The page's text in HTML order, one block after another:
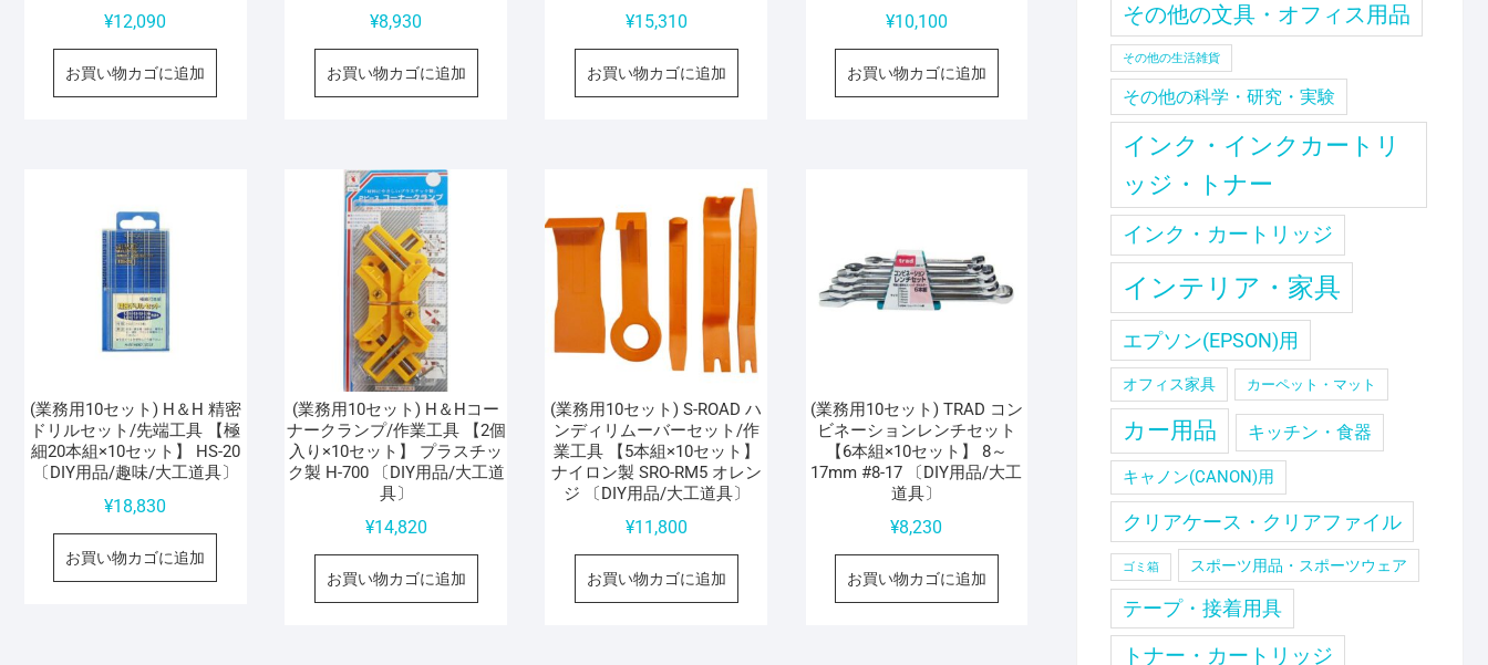
¥12,090
お買い物カゴに追加
¥8,930
お買い物カゴに追加
¥15,310
お買い物カゴに追加
¥10,100
お買い物カゴに追加
(業務用10セット) H＆H 精密
ドリルセット/先端工具 【極
細20本組×10セット】 HS-20
〔DIY用品/趣味/大工道具〕
¥18,830
お買い物カゴに追加
(業務用10セット) H＆Hコー
ナークランプ/作業工具 【2個
入り×10セット】 プラスチッ
ク製 H-700 〔DIY用品/大工道
具〕
¥14,820
お買い物カゴに追加
(業務用10セット) S-ROAD ハ
ンディリムーバーセット/作
業工具 【5本組×10セット】
ナイロン製 SRO-RM5 オレン
ジ 〔DIY用品/大工道具〕
¥11,800
お買い物カゴに追加
(業務用10セット) TRAD コン
ビネーションレンチセット
【6本組×10セット】 8～
17mm #8-17 〔DIY用品/大工
道具〕
¥8,230
お買い物カゴに追加
その他の文具・オフィス用品
その他の生活雑貨
その他の科学・研究・実験
インク・インクカートリ
ッジ・トナー
インク・カートリッジ
インテリア・家具
エプソン(EPSON)用
オフィス家具 カーペット・マット
カー用品 キッチン・食器
キャノン(CANON)用
クリアケース・クリアファイル
ゴミ箱 スポーツ用品・スポーツウェア
テープ・接着用具
トナー・カートリッジ